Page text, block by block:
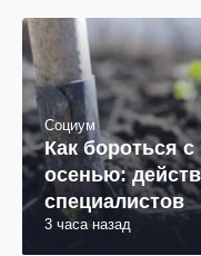
Социум
Как бороться
осенью:
специалистов
3 часа назад